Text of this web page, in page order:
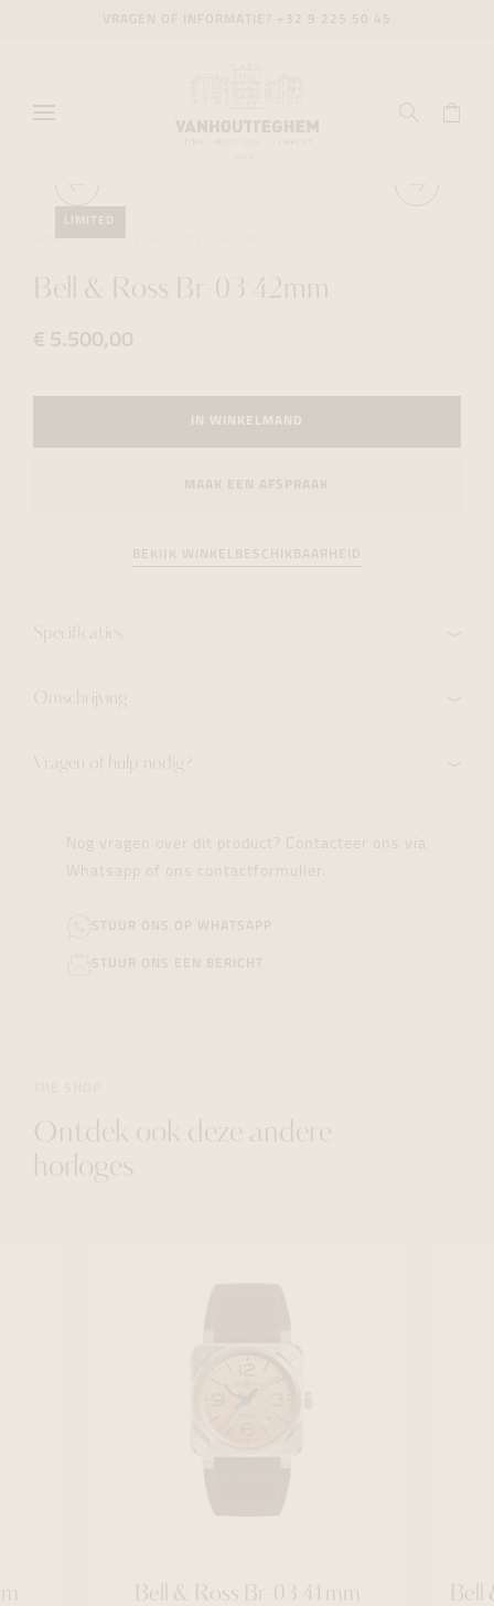
LIMITED
HORLOGES
DIVING
Bell & Ross Br-03 42mm
€ 5.500,00
IN WINKELMAND
BEKIJK WINKELBESCHIKBAARHEID
Specificaties
Omschrijving
Vragen of hulp nodig?
Ontdek ook deze andere
horloges
Bell & Ross Br-03 41mm Bell